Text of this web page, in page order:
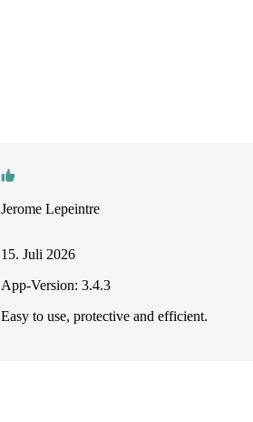
Jerome Lepeintre
15. Juli 2026
App-Version: 3.4.3
Easy to use, protective and efficient.